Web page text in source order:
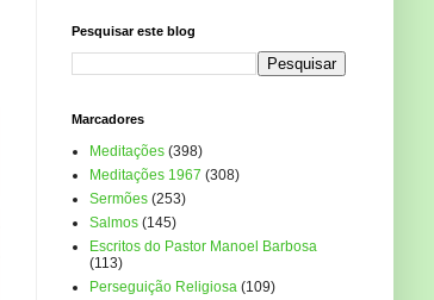
Pesquisar este blog
Marcadores
Meditações (398)
Meditações 1967 (308)
Sermões (253)
Salmos (145)
Escritos do Pastor Manoel Barbosa
(113)
Perseguição Religiosa (109)